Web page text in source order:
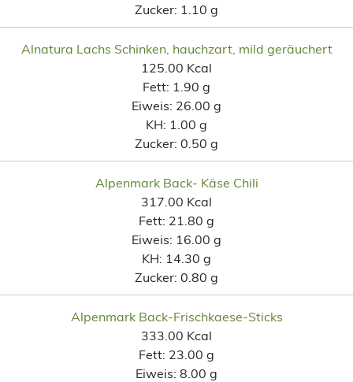
Zucker: 1.10 g
Alnatura Lachs Schinken, hauchzart, mild geräuchert
125.00 Kcal
Fett: 1.90 g
Eiweis: 26.00 g
KH: 1.00 g
Zucker: 0.50 g
Alpenmark Back- Käse Chili
317.00 Kcal
Fett: 21.80 g
Eiweis: 16.00 g
KH: 14.30 g
Zucker: 0.80 g
Alpenmark Back-Frischkaese-Sticks
333.00 Kcal
Fett: 23.00 g
Eiweis: 8.00 g